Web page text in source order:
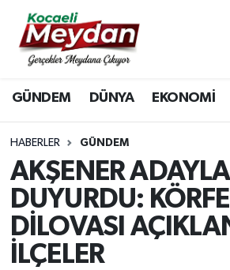
GÜNDEM DÜNYA EKONOMİ
HABERLER GÜNDEM
AKŞENER
DUYURDU:
DİLOVASI
İLÇELER
Nöbetçi Eczaneler
Hava Durumu
Trafik Durumu
Süper Lig Puan Durumu ve
Tüm Manşetler
Son Dakika Haberleri